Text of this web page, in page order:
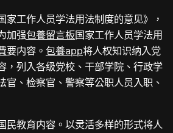
工作人员学法用法制度的意见》，
加强包養留言板国家工作人员学法用
要内容。包養app将人权知识纳入党
，列入各级党校、干部学院、行政学
官、检察官、警察等公职人员入职、
教育内容。以灵活多样的形式将人